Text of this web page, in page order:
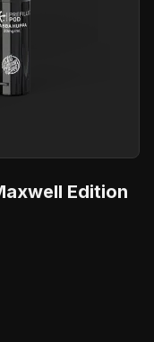
Edition